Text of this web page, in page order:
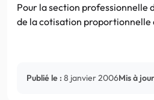
Pour la section professionnelle
de la cotisation proportionnelle
Publié le : 8 janvier 2006Mis à